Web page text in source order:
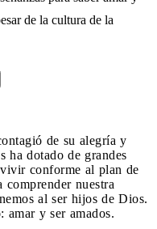
de la cultura de la
de su alegría y
ha dotado de grandes
vivir conforme al plan de
comprender nuestra
al ser hijos de Dios.
y ser amados.